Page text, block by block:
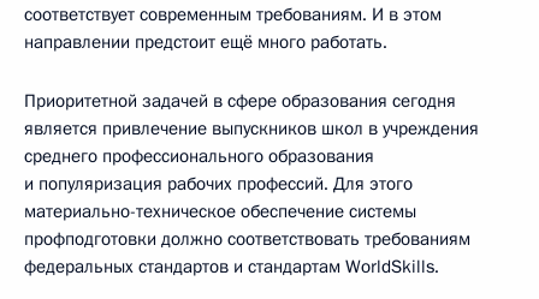
соответствует современным требованиям. И в этом
направлении предстоит ещё много работать.
Приоритетной задачей в сфере образования сегодня
является привлечение выпускников школ в учреждения
среднего профессионального образования
и популяризация рабочих профессий. Для этого
материально-техническое обеспечение системы
профподготовки должно соответствовать требованиям
федеральных стандартов и стандартам WorldSkills.